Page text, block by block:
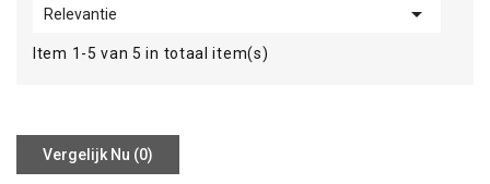
Relevantie 
Item 1-5 van 5 in totaal item(s)
Vergelijk Nu (0)‎